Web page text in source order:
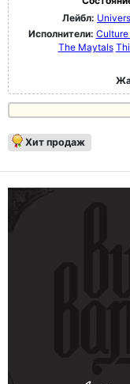
Лейбл:
Исполнители:
The Maytals
Хит продаж